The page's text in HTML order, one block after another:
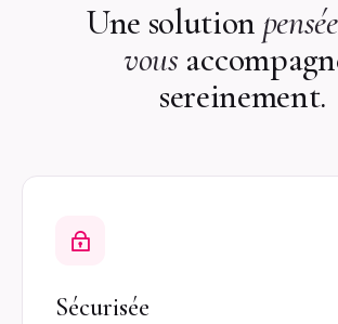
Une solution
vous
sereinement.
Sécurisée